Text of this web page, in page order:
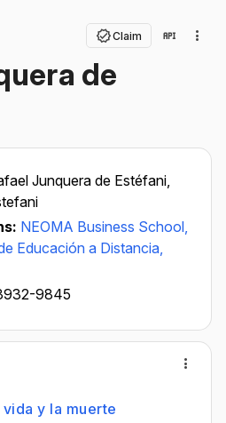
Claim
de
Junquera de Estéfani,
NEOMA Business School,
Educación a Distancia,
9845
y la muerte